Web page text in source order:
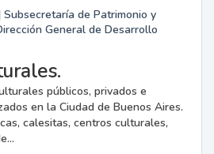
de Patrimonio y
General de Desarrollo
públicos, privados e
en la Ciudad de Buenos Aires.
calesitas, centros culturales,